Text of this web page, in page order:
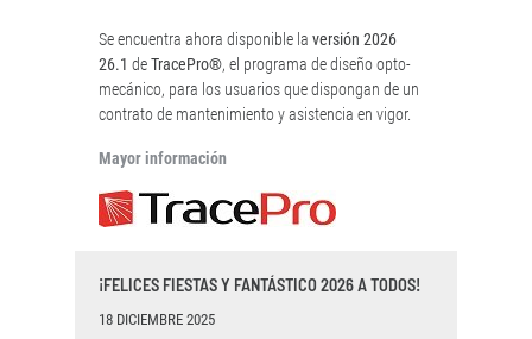
Se encuentra ahora disponible la versión 2026
26.1 deTracePro®, el programa de diseño opto-
mecánico, para los usuarios que dispongan de un
contrato de mantenimiento y asistencia en vigor.
Mayor información
¡FELICES FIESTAS Y FANTÁSTICO 2026 A TODOS!
18 DICIEMBRE 2025